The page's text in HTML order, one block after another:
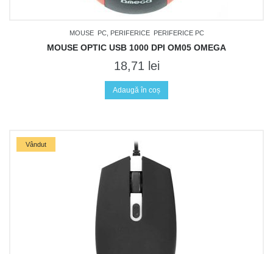
MOUSE PC, PERIFERICE PERIFERICE PC
MOUSE OPTIC USB 1000 DPI OM05 OMEGA
18,71 lei
Adaugă în coș
Vândut